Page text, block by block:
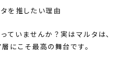
を推したい理由
ていませんか？実はマルタは、
にこそ最高の舞台です。